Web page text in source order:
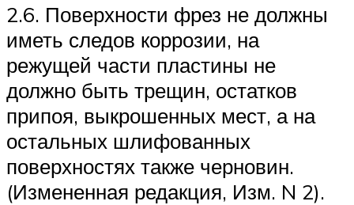
2.6. Поверхности фрез не должны
иметь следов коррозии, на
режущей части пластины не
должно быть трещин, остатков
припоя, выкрошенных мест, а на
остальных шлифованных
поверхностях также черновин.
(Измененная редакция, Изм. N 2).